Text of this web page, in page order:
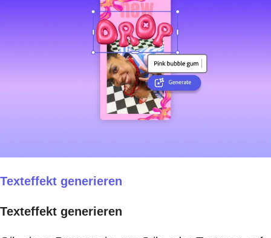
Texteffekt generieren
Texteffekt generieren